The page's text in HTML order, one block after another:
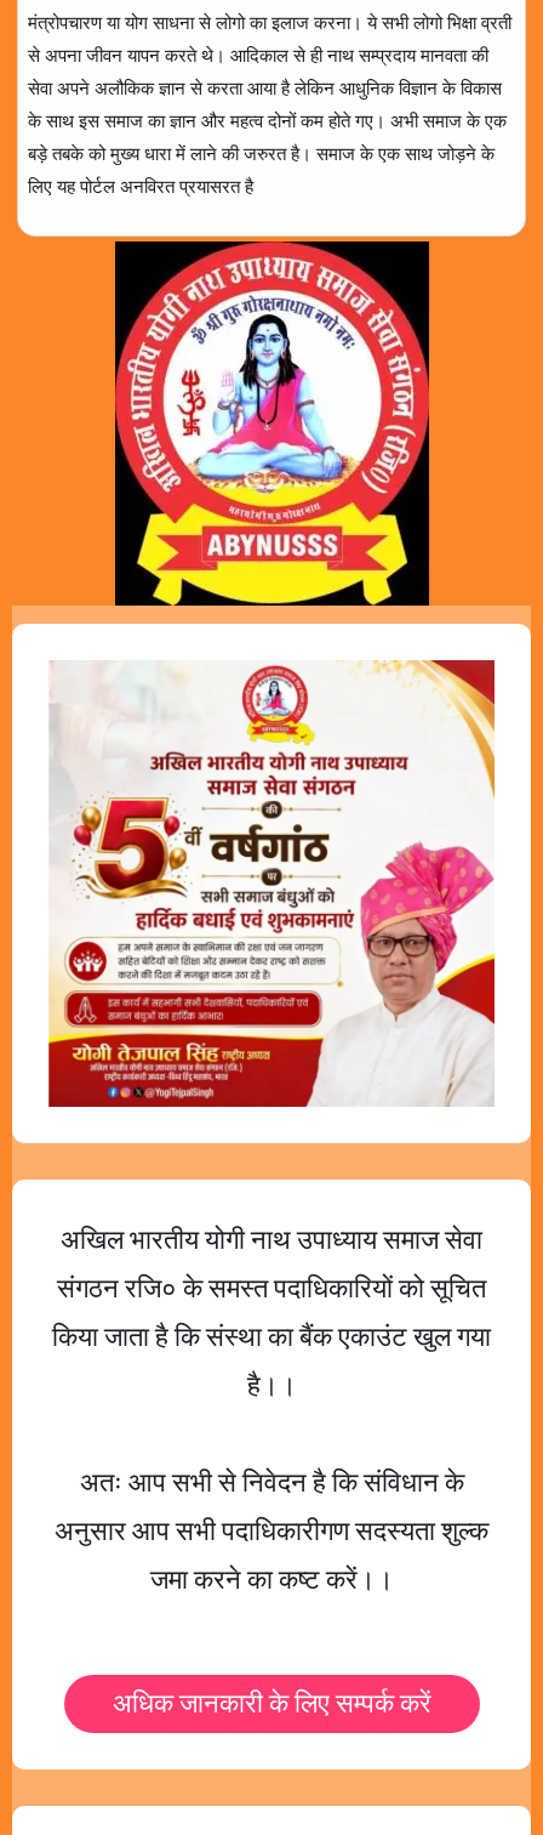
मंत्रोपचारण या योग साधना से लोगो का इलाज करना। ये सभी लोगो भिक्षा व्रती
से अपना जीवन यापन करते थे। आदिकाल से ही नाथ सम्प्रदाय मानवता की
सेवा अपने अलौकिक ज्ञान से करता आया है लेकिन आधुनिक विज्ञान के विकास
के साथ इस समाज का ज्ञान और महत्व दोनों कम होते गए। अभी समाज के एक
बड़े तबके को मुख्य धारा में लाने की जरुरत है। समाज के एक साथ जोड़ने के
लिए यह पोर्टल अनविरत प्रयासरत है
अखिल भारतीय योगी नाथ उपाध्याय समाज सेवा
संगठन रजि० के समस्त पदाधिकारियों को सूचित
किया जाता है कि संस्था का बैंक एकाउंट खुल गया
है।।
अतः आप सभी से निवेदन है कि संविधान के
अनुसार आप सभी पदाधिकारीगण सदस्यता शुल्क
जमा करने का कष्ट करें।।
अधिक जानकारी के लिए सम्पर्क करें